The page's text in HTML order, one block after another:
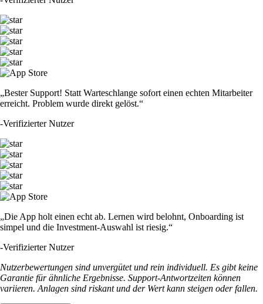
„Bester Support! Statt Warteschlange sofort einen echten Mitarbeiter
erreicht. Problem wurde direkt gelöst.“
-Verifizierter Nutzer
„Die App holt einen echt ab. Lernen wird belohnt, Onboarding ist
simpel und die Investment-Auswahl ist riesig.“
-Verifizierter Nutzer
Nutzerbewertungen sind unvergütet und rein individuell. Es gibt keine
Garantie für ähnliche Ergebnisse. Support-Antwortzeiten können
variieren. Anlagen sind riskant und der Wert kann steigen oder fallen.